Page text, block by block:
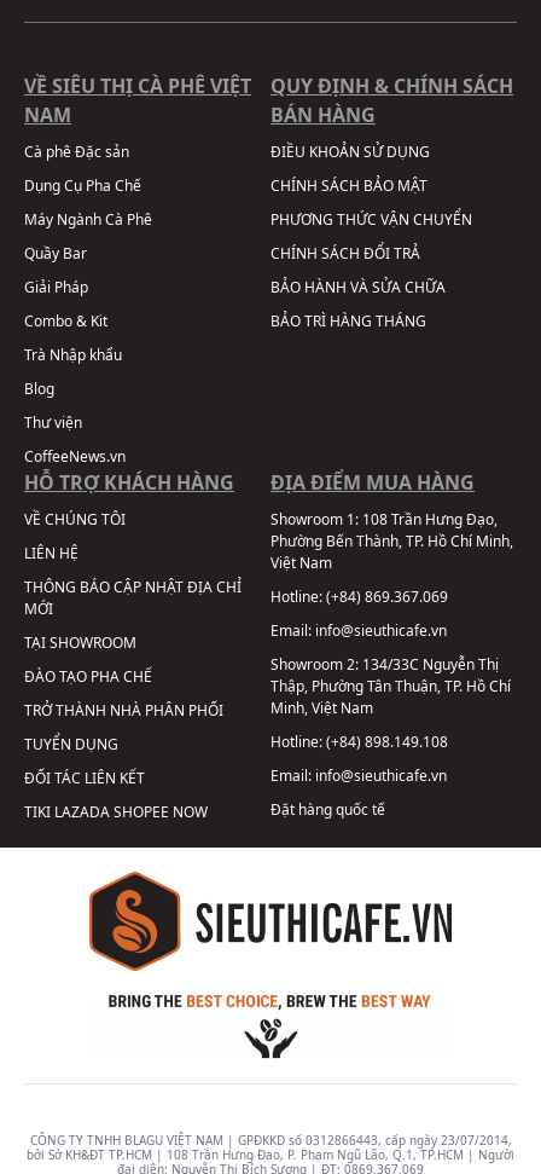
VỀ SIÊU THỊ CÀ PHÊ VIỆT
NAM
Cà phê Đặc sản
Dụng Cụ Pha Chế
Máy Ngành Cà Phê
Quầy Bar
Giải Pháp
Combo & Kit
Trà Nhập khẩu
Blog
Thư viện
CoffeeNews.vn
QUY ĐỊNH & CHÍNH SÁCH
BÁN HÀNG
ĐIỀU KHOẢN SỬ DỤNG
CHÍNH SÁCH BẢO MẬT
PHƯƠNG THỨC VẬN CHUYỂN
CHÍNH SÁCH ĐỔI TRẢ
BẢO HÀNH VÀ SỬA CHỮA
BẢO TRÌ HÀNG THÁNG
HỖ TRỢ KHÁCH HÀNG
VỀ CHÚNG TÔI
LIÊN HỆ
THÔNG BÁO CẬP NHẬT ĐỊA CHỈ
MỚI
TẠI SHOWROOM
ĐÀO TẠO PHA CHẾ
TRỞ THÀNH NHÀ PHÂN PHỐI
TUYỂN DỤNG
ĐỐI TÁC LIÊN KẾT
TIKI LAZADASHOPEE NOW
ĐỊA ĐIỂM MUA HÀNG
Showroom 1: 108 Trần Hưng Đạo,
Phường Bến Thành, TP. Hồ Chí Minh,
Việt Nam
Hotline:(+84) 869.367.069
Email: info@sieuthicafe.vn
Showroom 2: 134/33C Nguyễn Thị
Thập, Phường Tân Thuận, TP. Hồ Chí
Minh, Việt Nam
Hotline:(+84) 898.149.108
Email: info@sieuthicafe.vn
Đặt hàng quốc tế
CÔNG TY TNHH BLAGU VIỆT NAM | GPĐKKD số 0312866443, cấp ngày 23/07/2014,
bởi Sở KH&ĐT TP.HCM | 108 Trần Hưng Đạo, P. Phạm Ngũ Lão, Q.1, TP.HCM | Người
đại diện: Nguyễn Thị Bích Sương | ĐT: 0869.367.069